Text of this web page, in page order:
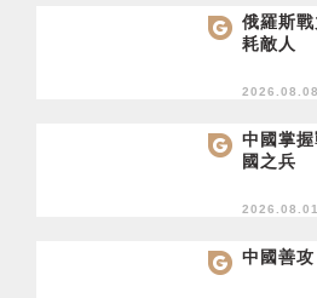
俄羅斯
耗敵人
中國掌
國之兵
中國善